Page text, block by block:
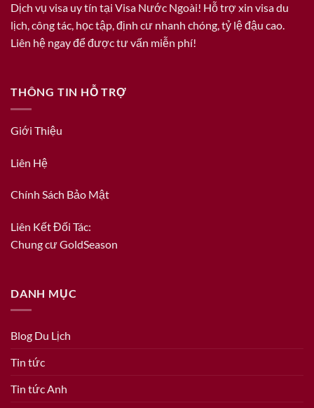
Dịch vụ visa uy tín tại Visa Nước Ngoài! Hỗ trợ xin visa du
lịch, công tác, học tập, định cư nhanh chóng, tỷ lệ đậu cao.
Liên hệ ngay để được tư vấn miễn phí!
THÔNG TIN HỖ TRỢ
Giới Thiệu
Liên Hệ
Chính Sách Bảo Mật
Liên Kết Đối Tác:
Chung cư GoldSeason
DANH MỤC
Blog Du Lịch
Tin tức
Tin tức Anh